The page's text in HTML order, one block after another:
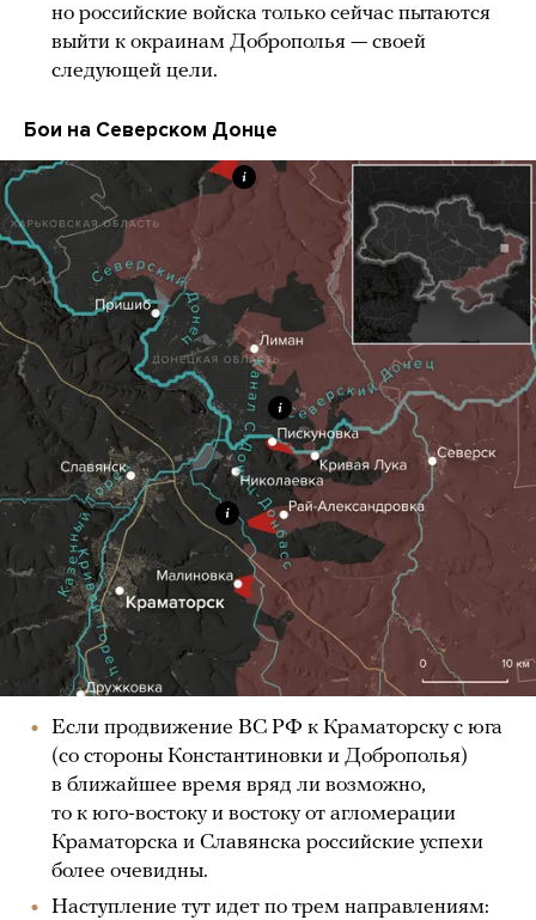
но российские войска только сейчас пытаются
выйти к окраинам Доброполья — своей
следующей цели.
Бои на Северском Донце
Если продвижение ВС РФ к Краматорску с юга
(со стороны Константиновки и Доброполья)
в ближайшее время вряд ли возможно,
то к юго-востоку и востоку от агломерации
Краматорска и Славянска российские успехи
более очевидны.
Наступление тут идет по трем направлениям: